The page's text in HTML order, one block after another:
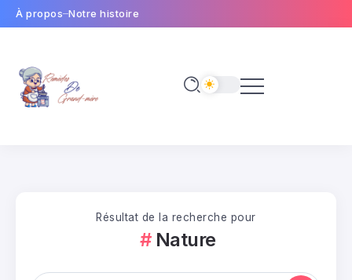
À propos Notre histoire
Résultat de la recherche pour
Nature